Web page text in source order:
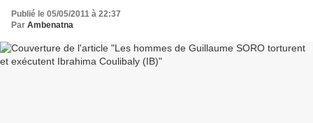
Publié le 05/05/2011 à 22:37
Par Ambenatna